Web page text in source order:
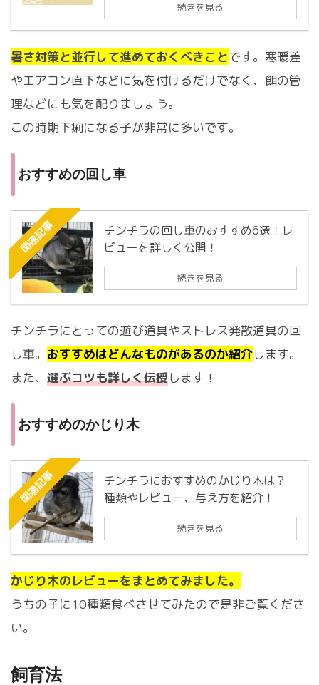
続きを見る
暑さ対策と並行して進めておくべきことです。寒暖差
やエアコン直下などに気を付けるだけでなく、餌の管
理などにも気を配りましょう。
この時期下痢になる子が非常に多いです。
おすすめの回し車
関連記事
チンチラの回し車のおすすめ6選！レ
ビューを詳しく公開！
続きを見る
チンチラにとっての遊び道具やストレス発散道具の回
し車。 おすすめはどんなものがあるのか紹介します。
また、 選ぶコツも詳しく伝授します！
おすすめのかじり木
関連記事
チンチラにおすすめのかじり木は？
種類やレビュー、与え方を紹介！
続きを見る
かじり木のレビューをまとめてみました。
うちの子に10種類食べさせてみたので是非ご覧くださ
い。
飼育法